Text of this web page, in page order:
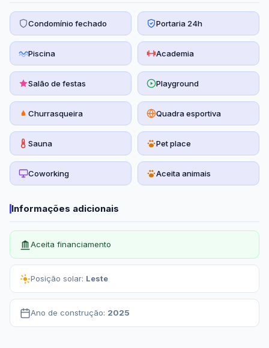
Condomínio fechado Portaria 24h
Piscina Academia
Salão de festas Playground
Churrasqueira Quadra esportiva
Sauna Pet place
Coworking Aceita animais
Informações adicionais
Aceita financiamento
Posição solar: Leste
Ano de construção: 2025